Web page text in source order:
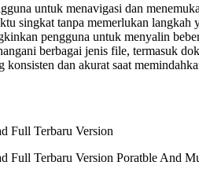
untuk menavigasi dan
singkat tanpa memerlukan langkah
pengguna untuk menyalin
berbagai jenis file, termasuk
konsisten dan akurat saat